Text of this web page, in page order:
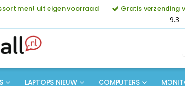
uit eigen voorraad Gratis verzending
9.3
LAPTOPS NIEUW COMPUTERS